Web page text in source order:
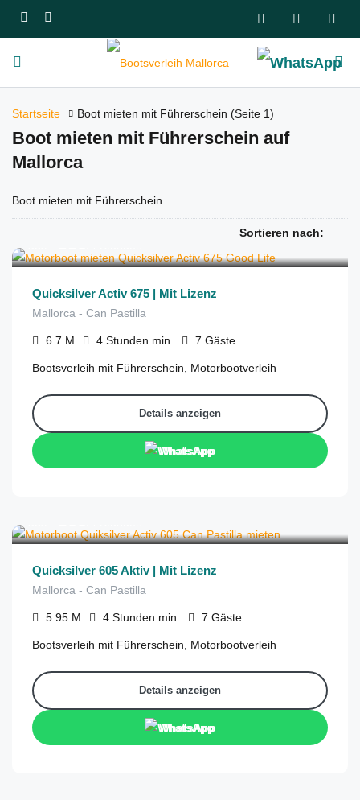
Startseite Boot mieten mit Führerschein (Seite 1)
Boot mieten mit Führerschein auf
Mallorca
Boot mieten mit Führerschein
Sortieren nach:
Quicksilver Activ 675 | Mit Lizenz
Mallorca - Can Pastilla
6.7 M 4 Stunden min. 7 Gäste
Bootsverleih mit Führerschein, Motorbootverleih
Details anzeigen
WhatsApp
Quicksilver 605 Aktiv | Mit Lizenz
Mallorca - Can Pastilla
5.95 M 4 Stunden min. 7 Gäste
Bootsverleih mit Führerschein, Motorbootverleih
Details anzeigen
WhatsApp